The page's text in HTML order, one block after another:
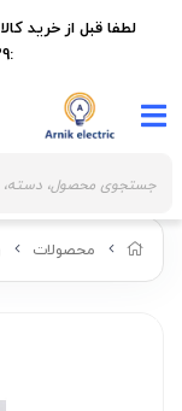
محصولات
لطفا قبل از خرید
:09124277339-02155356279